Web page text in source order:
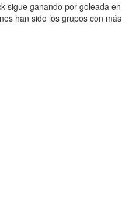
sigue ganando por goleada
han sido los grupos con